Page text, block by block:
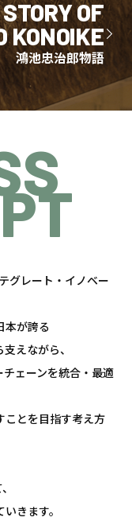
OF
KONOIKE
鴻池忠治郎物語
グレート・イノベー
本が誇る
えながら、
ェーンを統合・最適
ことを目指す考え方
きます。